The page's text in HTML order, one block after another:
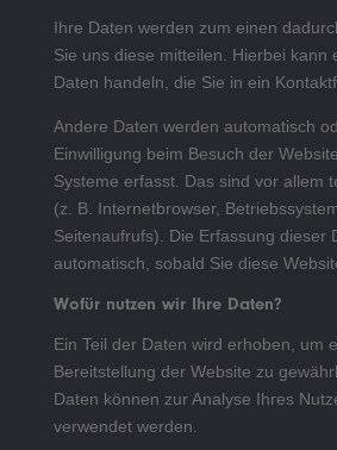
Ihre Daten werden zum einen
Sie uns diese mitteilen. Hierbei kann
Daten handeln, die Sie in ein
Andere Daten werden automatisch
Einwilligung beim Besuch der
Systeme erfasst. Das sind vor allem
(z. B. Internetbrowser,
Seitenaufrufs). Die Erfassung dieser
automatisch, sobald Sie diese
Wofür nutzen wir Ihre Daten?
Ein Teil der Daten wird erhoben, um
Bereitstellung der Website zu
Daten können zur Analyse Ihres
verwendet werden.